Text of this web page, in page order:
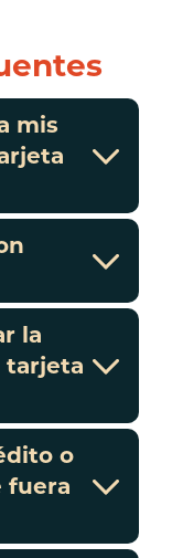
mis
la
tarjeta
o
fuera